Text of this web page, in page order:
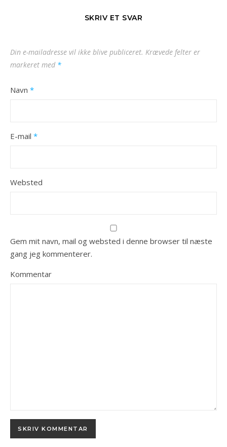
SKRIV ET SVAR
Din e-mailadresse vil ikke blive publiceret. Krævede felter er
markeret med *
Navn *
E-mail *
Websted
Gem mit navn, mail og websted i denne browser til næste
gang jeg kommenterer.
Kommentar